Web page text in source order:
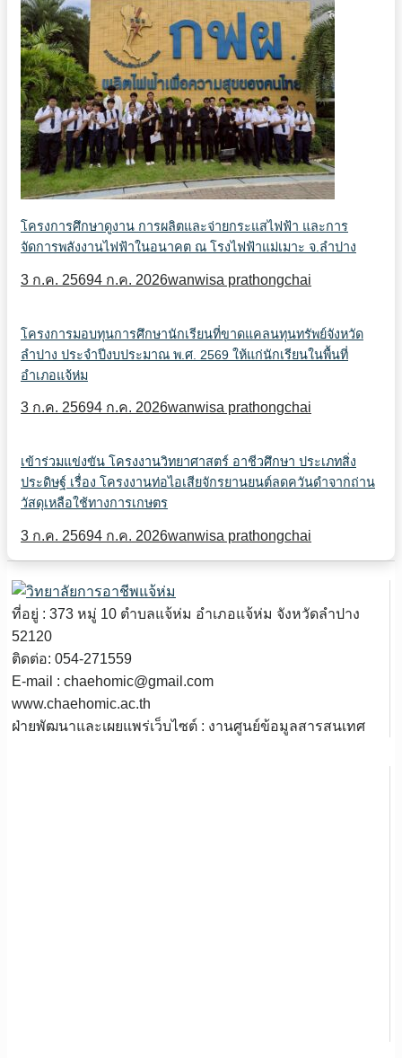
โครงการศึกษาดูงาน การผลิตและจ่ายกระแสไฟฟ้า และการ
จัดการพลังงานไฟฟ้าในอนาคต ณ โรงไฟฟ้าแม่เมาะ จ.ลำปาง
3 ก.ค. 25694 ก.ค. 2026wanwisa prathongchai
โครงการมอบทุนการศึกษานักเรียนที่ขาดแคลนทุนทรัพย์จังหวัด
ลำปาง ประจำปีงบประมาณ พ.ศ. 2569 ให้แก่นักเรียนในพื้นที่
อำเภอแจ้ห่ม
3 ก.ค. 25694 ก.ค. 2026wanwisa prathongchai
เข้าร่วมแข่งขัน โครงงานวิทยาศาสตร์ อาชีวศึกษา ประเภทสิ่ง
ประดิษฐ์ เรื่อง โครงงานท่อไอเสียจักรยานยนต์ลดควันดำจากถ่าน
วัสดุเหลือใช้ทางการเกษตร
3 ก.ค. 25694 ก.ค. 2026wanwisa prathongchai
ที่อยู่ : 373 หมู่ 10 ตำบลแจ้ห่ม อำเภอแจ้ห่ม จังหวัดลำปาง
52120
ติดต่อ: 054-271559
E-mail : chaehomic@gmail.com
www.chaehomic.ac.th
ฝ่ายพัฒนาและเผยแพร่เว็บไซต์ : งานศูนย์ข้อมูลสารสนเทศ